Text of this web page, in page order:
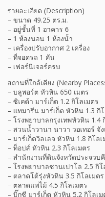
รายละเอียด (Description)
– ขนาด 49.25 ตร.ม.
– อยู่ชั้นที่ 1 อาคาร 6
– 1 ห้องนอน 1 ห้องน้ำ
– เครื่องปรับอากาศ 2 เครื่อง
– ที่จอดรถ 1 คัน
– เฟอร์นิเจอร์ครบ
สถานที่ใกล้เคียง (Nearby
– บลูพอร์ต หัวหิน 650 เมตร
– ซิเคด้า มาร์เก็ต 1.2 กิโลเมตร
– แทมารีน มาร์เก็ต หัวหิน 1.3 กิ
– โรงพยาบาลกรุงเทพหัวหิน 1.4
– สวนน้ำวานา นาวา วอเทอร์ จัง
– มาร์เก็ตวิลเลจ หัวหิน 1.8 กิโลเ
– ท็อปส์ หัวหิน 2.3 กิโลเมตร
– สำนักงานที่ดินจังหวัดประจวบ
– โรงพยาบาลซานเปาโล 2.5 กิโ
– ตลาดโต้รุ่งหัวหิน 3.5 กิโลเมตร
– ตลาดแพไม้ 4.5 กิโลเมตร
– บิ๊กซี มาร์เก็ต หัวหิน 5.2 กิโลเม